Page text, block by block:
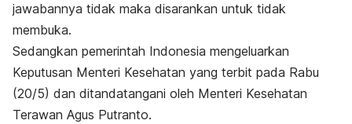
jawabannya tidak maka disarankan untuk tidak
membuka.
Sedangkan pemerintah Indonesia mengeluarkan
Keputusan Menteri Kesehatan yang terbit pada Rabu
(20/5) dan ditandatangani oleh Menteri Kesehatan
Terawan Agus Putranto.